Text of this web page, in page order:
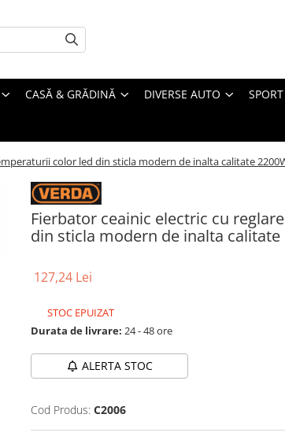
CASĂ & GRĂDINĂ DIVERSE AUTO
color led din sticla modern de inalta calitate
Fierbator ceainic electric cu
din sticla modern de inalta calitate
127,24 Lei
STOC EPUIZAT
Durata de livrare: 24 - 48 ore
ALERTA STOC
Cod Produs: C2006